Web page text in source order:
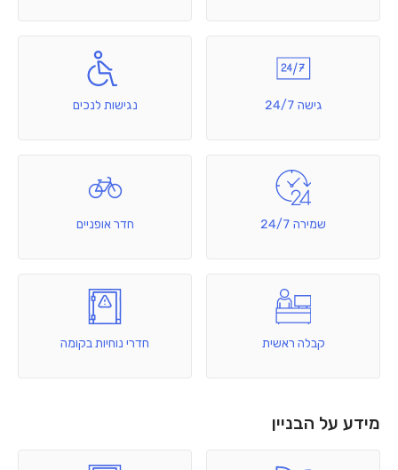
גישה 24/7 נגישות לנכים
שמירה 24/7 חדר אופניים
קבלה ראשית חדרי נוחיות בקומה
מידע על הבניין